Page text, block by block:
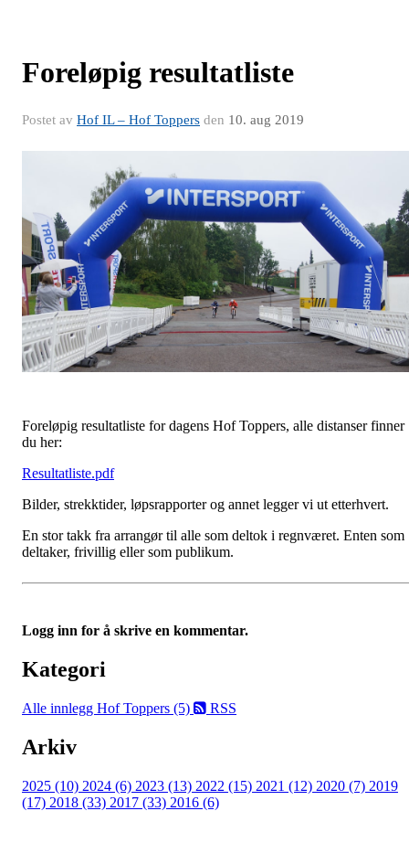
Foreløpig resultatliste
Postet av Hof IL – Hof Toppers den 10. aug 2019
Foreløpig resultatliste for dagens Hof Toppers, alle distanser finner
du her:
Resultatliste.pdf
Bilder, strekktider, løpsrapporter og annet legger vi ut etterhvert.
En stor takk fra arrangør til alle som deltok i regnværet. Enten som
deltaker, frivillig eller som publikum.
Logg inn for å skrive en kommentar.
Kategori
Alle innlegg Hof Toppers (5) RSS
Arkiv
2025 (10) 2024 (6) 2023 (13) 2022 (15) 2021 (12) 2020 (7) 2019
(17) 2018 (33) 2017 (33) 2016 (6)